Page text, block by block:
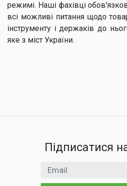
режимі. Наші фахівці
всі можливі питання щодо
інструменту і держаків до
яке з міст України.
Підписатися
Email